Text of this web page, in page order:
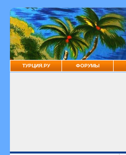
ТУРЦИЯ.РУ ФОРУМЫ